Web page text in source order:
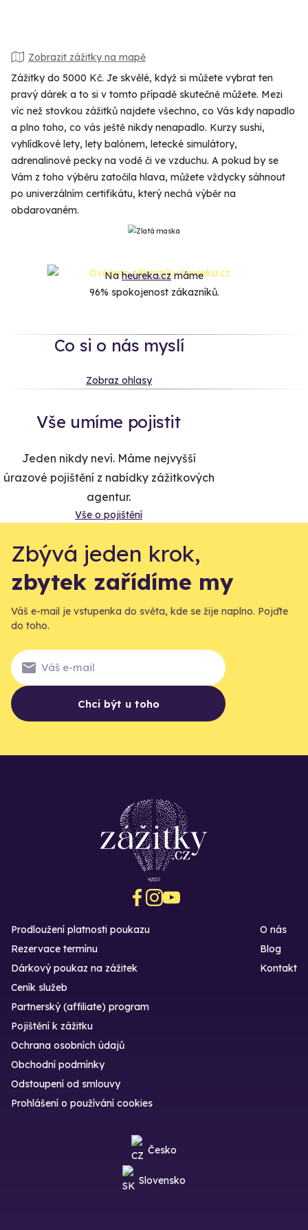
Zobrazit zážitky na mapě
Zážitky do 5000 Kč. Je skvělé, když si můžete vybrat ten
pravý dárek a to si v tomto případě skutečně můžete. Mezi
víc než stovkou zážitků najdete všechno, co Vás kdy napadlo
a plno toho, co vás ještě nikdy nenapadlo. Kurzy sushi,
vyhlídkové lety, lety balónem, letecké simulátory,
adrenalinové pecky na vodě či ve vzduchu. A pokud by se
Vám z toho výběru zatočila hlava, můžete vždycky sáhnout
po univerzálním certifikátu, který nechá výběr na
obdarovaném.
Naheureka.czmáme
96% spokojenost zákazníků.
Co si o nás myslí
Zobraz ohlasy
Vše umíme pojistit
Jeden nikdy neví. Máme nejvyšší
úrazové pojištění z nabídky zážitkových
agentur.
Vše o pojištění
Zbývá jeden krok,
zbytek zařídíme my
Váš e-mail je vstupenka do světa, kde se žije naplno. Pojďte
do toho.
Chci být u toho
Prodloužení platnosti poukazu
Rezervace termínu
Dárkový poukaz na zážitek
O nás
Blog
Kontakt
Ceník služeb
Partnerský (affiliate) program
Pojištění k zážitku
Ochrana osobních údajů
Obchodní podmínky
Odstoupení od smlouvy
Prohlášení o používání cookies
Česko
Slovensko